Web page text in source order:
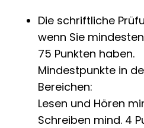
Die schriftliche
wenn Sie
75 Punkten haben.
Mindestpunkte in
Bereichen:
Lesen und Hören
Schreiben mind. 4